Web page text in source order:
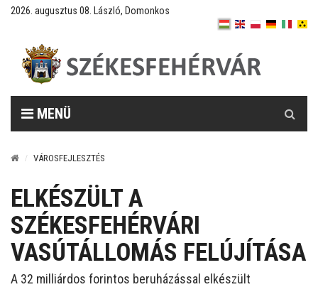
2026. augusztus 08. László, Domonkos
MENÜ
VÁROSFEJLESZTÉS
ELKÉSZÜLT A
SZÉKESFEHÉRVÁRI
VASÚTÁLLOMÁS FELÚJÍTÁSA
A 32 milliárdos forintos beruházással elkészült